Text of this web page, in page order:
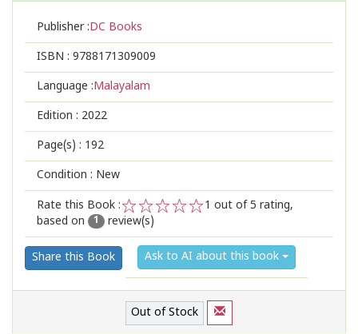
Publisher :DC Books
ISBN : 9788171309009
Language :Malayalam
Edition : 2022
Page(s) : 192
Condition : New
Rate this Book :
2
1
1 out of 5 rating,
based on
1 review(s)
Share this Book Ask to AI about this book
Out of Stock